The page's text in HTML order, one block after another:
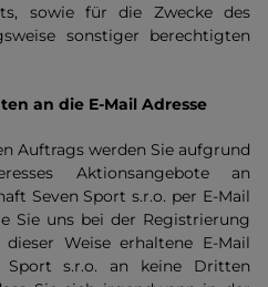
sowie für die Zwecke des
sonstiger berechtigten
an die E-Mail Adresse
Auftrags werden Sie aufgrund
Aktionsangebote an
Seven Sport s.r.o. per E-Mail
Sie uns bei der Registrierung
Weise erhaltene E-Mail
Sport s.r.o. an keine Dritten